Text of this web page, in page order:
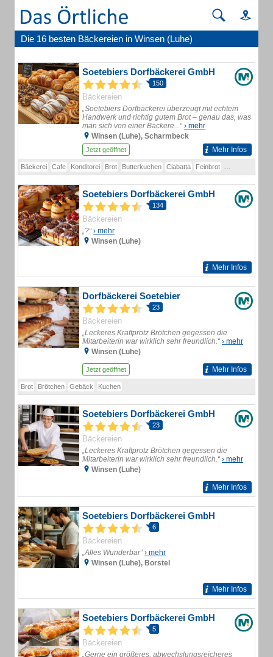
Die 16 besten Bäckereien in Winsen (Luhe)
Soetebiers Dorfbäckerei GmbH
150
Bäckereien
„Soetebiers Dorfbäckerei überzeugt mit echtem
Handwerk und richtig gutem Brot – genau das, was
man sich von einer Bäckere...“› mehr
Winsen (Luhe), Scharmbeck
Jetzt geöffnet Mehr Infos
Bäckerei Cafe Konditorei Brot Butterkuchen Ciabatta Feinbrot
Soetebiers Dorfbäckerei GmbH
134
Bäckereien
„?“› mehr
Winsen (Luhe)
Mehr Infos
Dorfbäckerei Soetebier
23
Bäckereien
„Leckeres Kraftprotz Brötchen gegessen die
Mitarbeiterin war wirklich sehr freundlich.“› mehr
Winsen (Luhe)
Jetzt geöffnet Mehr Infos
Brot Brötchen Gebäck Kuchen
Soetebiers Dorfbäckerei GmbH
23
Bäckereien
„Leckeres Kraftprotz Brötchen gegessen die
Mitarbeiterin war wirklich sehr freundlich.“› mehr
Winsen (Luhe)
Mehr Infos
Soetebiers Dorfbäckerei GmbH
6
Bäckereien
„Alles Wunderbar“› mehr
Winsen (Luhe), Borstel
Mehr Infos
Soetebiers Dorfbäckerei GmbH
5
Bäckereien
„Gerne ein größeres, abwechslungsreicheres